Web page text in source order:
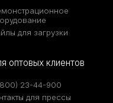
для загрузки
оптовых клиентов
23-44-900
для прессы